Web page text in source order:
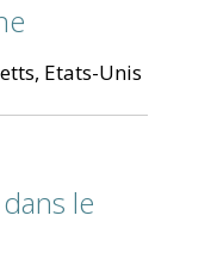
Etats-Unis
le